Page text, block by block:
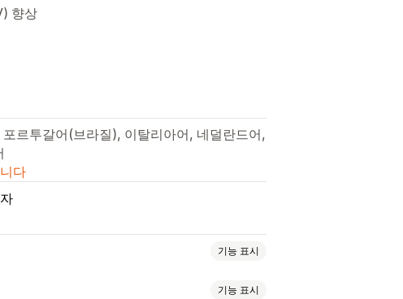
향상
르투갈어(브라질), 이탈리아어, 네덜란드어,
다
기능 표시
기능 표시